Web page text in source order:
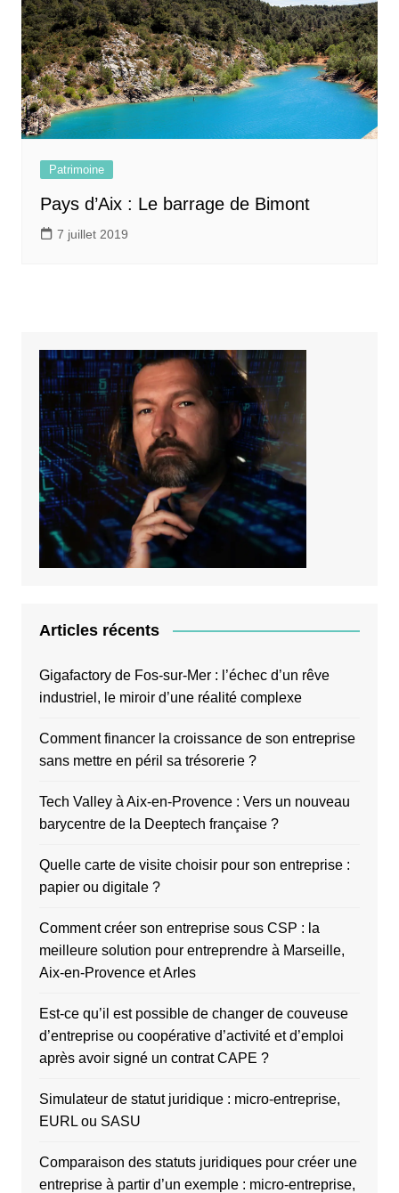
Patrimoine
Pays d’Aix : Le barrage de Bimont
7 juillet 2019
Articles récents
Gigafactory de Fos-sur-Mer : l’échec d’un rêve
industriel, le miroir d’une réalité complexe
Comment financer la croissance de son entreprise
sans mettre en péril sa trésorerie ?
Tech Valley à Aix-en-Provence : Vers un nouveau
barycentre de la Deeptech française ?
Quelle carte de visite choisir pour son entreprise :
papier ou digitale ?
Comment créer son entreprise sous CSP : la
meilleure solution pour entreprendre à Marseille,
Aix-en-Provence et Arles
Est-ce qu’il est possible de changer de couveuse
d’entreprise ou coopérative d’activité et d’emploi
après avoir signé un contrat CAPE ?
Simulateur de statut juridique : micro-entreprise,
EURL ou SASU
Comparaison des statuts juridiques pour créer une
entreprise à partir d’un exemple : micro-entreprise,